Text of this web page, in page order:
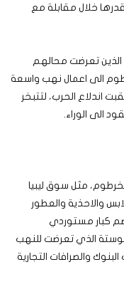
خلال مقابلة مع
الذين تعرضت محالهم
الى اعمال نهب واسعة
اندلاع الحرب، لتتبخر
الى الوراء.
مثل سوق ليبيا
والاحذية والعطور
كبار مستوردي
الذي تعرضت للنهب
والصرافات التجارية